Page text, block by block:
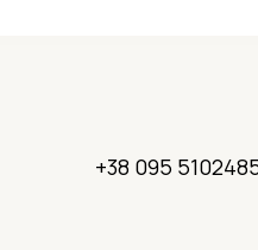
+38 095